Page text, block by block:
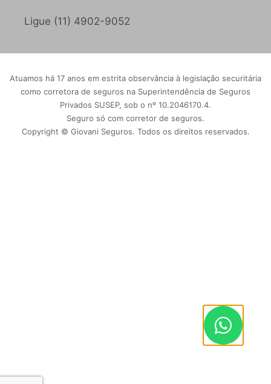
Ligue (11) 4902-9052
Atuamos há 17 anos em estrita observância à legislação securitária
como corretora de seguros na Superintendência de Seguros
Privados SUSEP, sob o nº 10.2046170.4.
Seguro só com corretor de seguros.
Copyright © Giovani Seguros. Todos os direitos reservados.